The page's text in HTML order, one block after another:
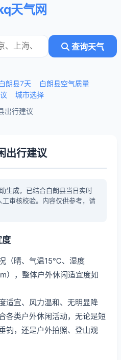
天气网
查询天气
白朗县7天
白朗县空气质量
城市选择
出行建议
出行建议
生成，已结合白朗县当日实时
审核校验。内容仅供参考，请
度
（晴、气温15℃、湿度
），整体户外休闲适宜度如
适宜、风力温和、无明显降
各类户外休闲活动，无论是短
钓，还是户外拍照、登山观